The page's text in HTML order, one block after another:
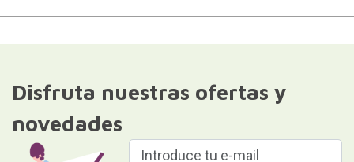
Disfruta nuestras ofertas y
novedades